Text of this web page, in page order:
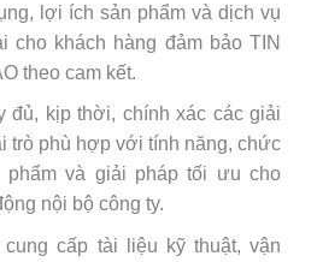
lợi ích sản phẩm và dịch vụ
cho khách hàng đảm bảo TIN
theo cam kết.
đủ, kịp thời, chính xác các giải
trò phù hợp với tính năng, chức
phẩm và giải pháp tối ưu cho
nội bộ công ty.
cấp tài liệu kỹ thuật, vận